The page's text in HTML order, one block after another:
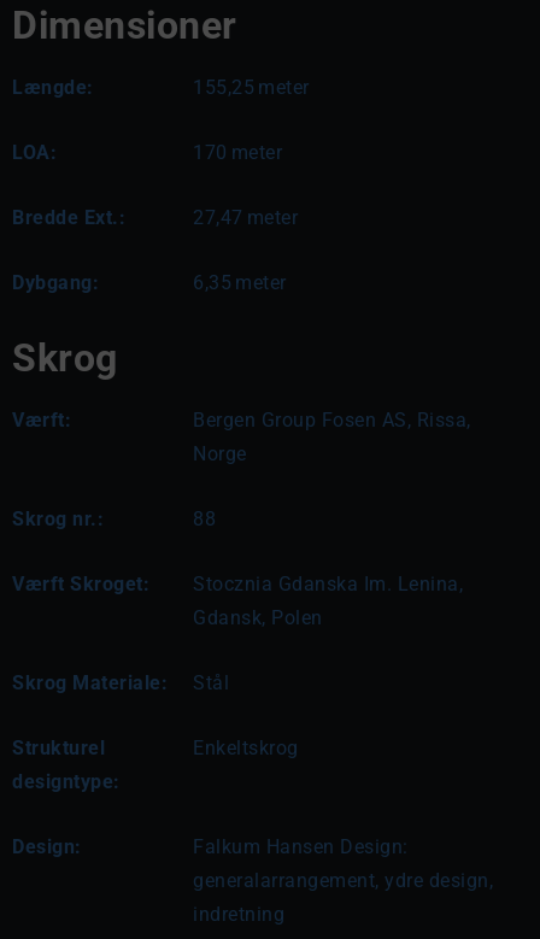
Dimensioner
Længde: 155,25 meter
LOA: 170 meter
Bredde Ext.: 27,47 meter
Dybgang: 6,35 meter
Skrog
Værft:
Bergen Group Fosen AS, Rissa,
Norge
Skrog nr.: 88
Værft Skroget:
Stocznia Gdanska Im. Lenina,
Gdansk, Polen
Skrog Materiale: Stål
Strukturel
designtype:
Enkeltskrog
Design:
Falkum Hansen Design:
generalarrangement, ydre design,
indretning